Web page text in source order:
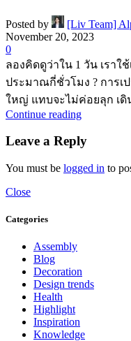
Posted by
[Liv Team]
November 20, 2023
0
ลองคิดดูว่าใน 1 วัน เรา
ประมาณกี่ชั่วโมง ? การ
ใหญ่ แทบจะไม่ค่อยลุก เดิ
Continue reading
Leave a Reply
You must be logged in to
Close
Categories
Assembly
Blog
Decoration
Design trends
Health
Highlight
Inspiration
Knowledge